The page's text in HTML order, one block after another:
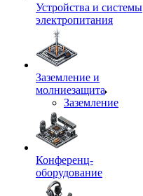
Устройства и системы
электропитания
Заземление и
молниезащита
Заземление
Конференц-
оборудование